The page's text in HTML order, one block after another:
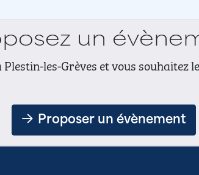
un
les-Grèves et vous souhaitez
Proposer un évènement